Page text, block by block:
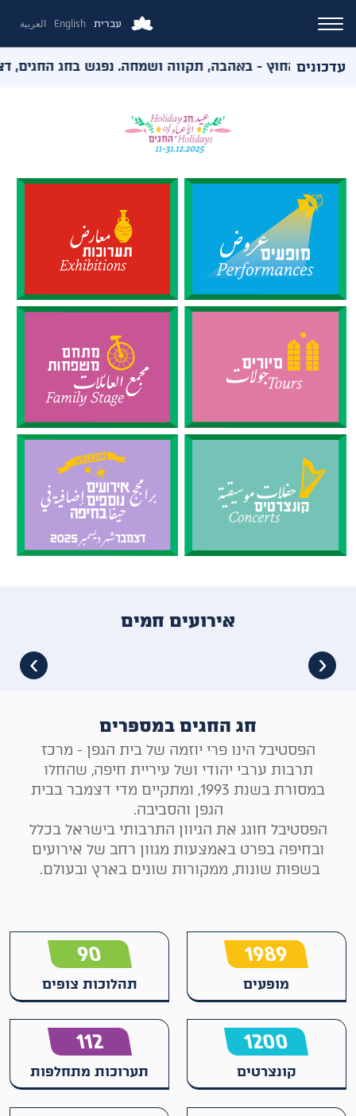
עברית English العربية
עדכוניםהחוץ - באהבה, תקווה ושמחה. נפגש בחג החגים,
אירועים חמים
‹
›
חג החגים במספרים
הפסטיבל הינו פרי יוזמה של בית הגפן - מרכז
תרבות ערבי יהודי ושל עיריית חיפה, שהחלו
במסורת בשנת 1993, ומתקיים מדי דצמבר בבית
הגפן והסביבה.
הפסטיבל חוגג את הגיוון התרבותי בישראל בכלל
ובחיפה בפרט באמצעות מגוון רחב של אירועים
בשפות שונות, ממקורות שונים בארץ ובעולם.
1989
מופעים
90
תהלוכות צופים
1200
קונצרטים
112
תערוכות מתחלפות